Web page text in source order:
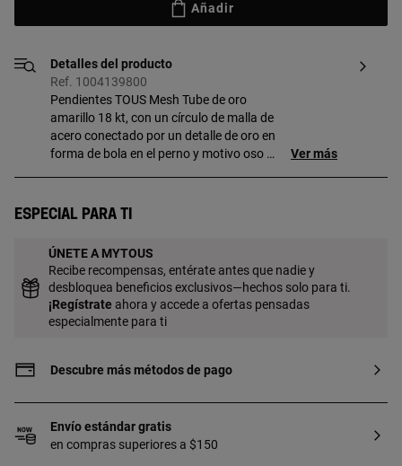
Añadir
Detalles del producto
Ref. 1004139800
Pendientes TOUS Mesh Tube de oro
amarillo 18 kt, con un círculo de malla de
acero conectado por un detalle de oro en
forma de bola en el perno y motivo oso en
Ver más
Especial para ti
ÚNETE A MYTOUS
Recibe recompensas, entérate antes que nadie y
desbloquea beneficios exclusivos—hechos solo para ti.
¡Regístrate ahora y accede a ofertas pensadas
especialmente para ti
Descubre más métodos de pago
Envío estándar gratis
en compras superiores a $150